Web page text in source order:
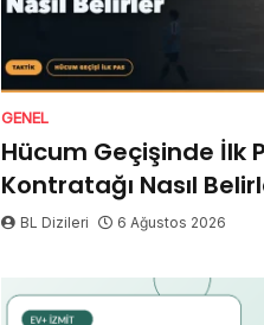
GENEL
Hücum Geçişinde İlk
Kontratağı Nasıl
BL Dizileri 6 Ağustos 2026